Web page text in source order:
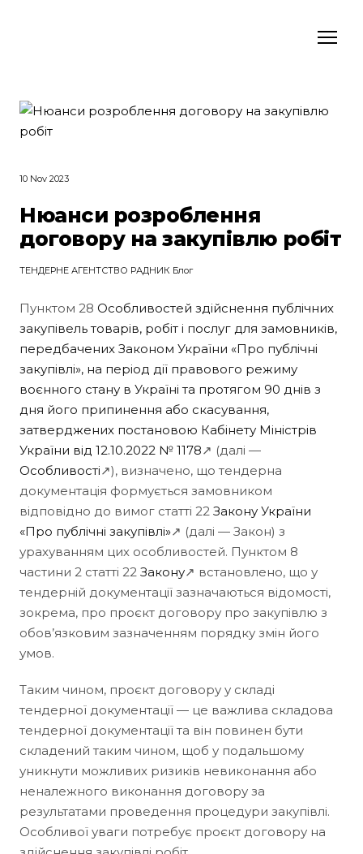
10 Nov 2023
Нюанси розроблення
договору на закупівлю робіт
ТЕНДЕРНЕ АГЕНТСТВО РАДНИК Блог
Пунктом 28 Особливостей здійснення публічних
закупівель товарів, робіт і послуг для замовників,
передбачених Законом України «Про публічні
закупівлі», на період дії правового режиму
воєнного стану в Україні та протягом 90 днів з
дня його припинення або скасування,
затверджених постановою Кабінету Міністрів
України від 12.10.2022 № 1178↗ (далі —
Особливості↗), визначено, що тендерна
документація формується замовником
відповідно до вимог статті 22 Закону України
«Про публічні закупівлі»↗ (далі — Закон) з
урахуванням цих особливостей. Пунктом 8
частини 2 статті 22 Закону↗ встановлено, що у
тендерній документації зазначаються відомості,
зокрема, про проєкт договору про закупівлю з
обов’язковим зазначенням порядку змін його
умов.
Таким чином, проєкт договору у складі
тендерної документації — це важлива складова
тендерної документації та він повинен бути
складений таким чином, щоб у подальшому
уникнути можливих ризиків невиконання або
неналежного виконання договору за
результатами проведення процедури закупівлі.
Особливої уваги потребує проєкт договору на